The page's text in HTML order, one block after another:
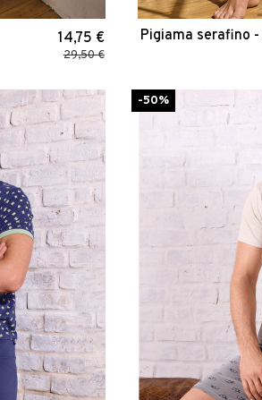
14,75 €
29,50 €
Pigiama serafino -
-50%